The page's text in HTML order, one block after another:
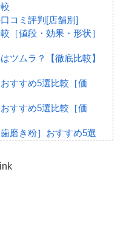
S」送料無料＋体感リ
コミ評判[店舗別]
［値段・効果・形状］
ツムラ？【徹底比較】
すすめ5選比較［価
すすめ5選比較［価
磨き粉］おすすめ5選